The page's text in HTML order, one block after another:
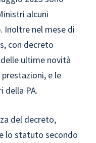
alcuni
. Inoltre nel mese di
con decreto
ultime novità
e le
della PA.
del decreto,
lo statuto secondo